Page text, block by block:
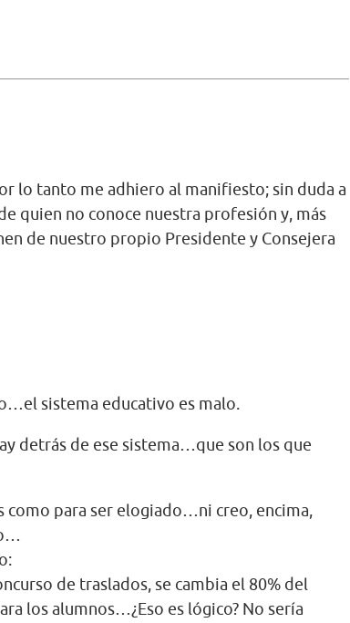
lo tanto me adhiero al manifiesto; sin duda a
quien no conoce nuestra profesión y, más
de nuestro propio Presidente y Consejera
sistema educativo es malo.
detrás de ese sistema…que son los que
como para ser elogiado…ni creo, encima,
de traslados, se cambia el 80% del
los alumnos…¿Eso es lógico? No sería